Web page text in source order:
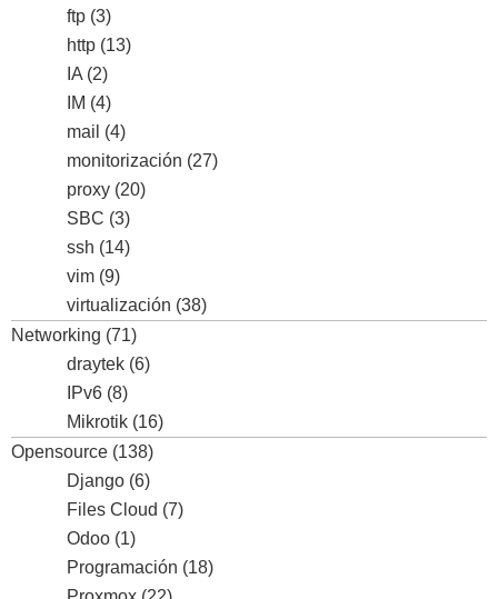
ftp (3)
http (13)
IA (2)
IM (4)
mail (4)
monitorización (27)
proxy (20)
SBC (3)
ssh (14)
vim (9)
virtualización (38)
Networking (71)
draytek (6)
IPv6 (8)
Mikrotik (16)
Opensource (138)
Django (6)
Files Cloud (7)
Odoo (1)
Programación (18)